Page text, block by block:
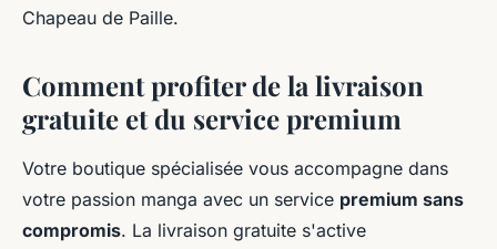
Chapeau de Paille.
Comment profiter de la livraison
gratuite et du service premium
Votre boutique spécialisée vous accompagne dans
votre passion manga avec un service premium sans
compromis. La livraison gratuite s'active